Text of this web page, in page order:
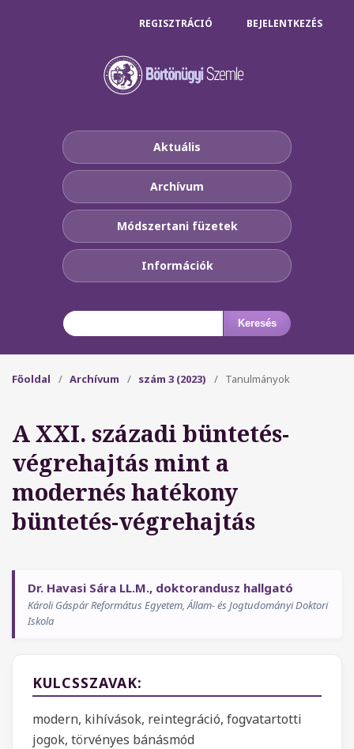
Aktuális
Archívum
Módszertani füzetek
Információk
Keresés
REGISZTRÁCIÓ BEJELENTKEZÉS
Főoldal / Archívum / szám 3 (2023) / Tanulmányok
A XXI. századi büntetés-
végrehajtás mint a
modernés hatékony
büntetés-végrehajtás
Dr. Havasi Sára LL.M., doktorandusz hallgató
Károli Gáspár Református Egyetem, Állam- és Jogtudományi Doktori
Iskola
KULCSSZAVAK:
modern, kihívások, reintegráció, fogvatartotti
jogok, törvényes bánásmód